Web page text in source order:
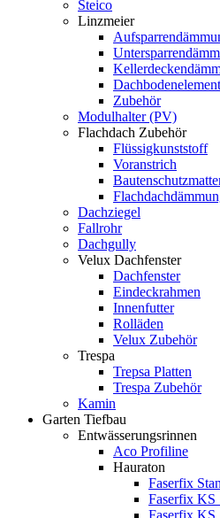
Steico
Linzmeier
Dachbodenelement
Zubehör
Modulhalter (PV)
Flachdach Zubehör
Flüssigkunststoff
Voranstrich
Dachziegel
Fallrohr
Dachgully
Velux Dachfenster
Dachfenster
Eindeckrahmen
Innenfutter
Rolläden
Velux Zubehör
Trespa
Trepsa Platten
Trespa Zubehör
Kamin
Garten Tiefbau
Entwässerungsrinnen
Aco Profiline
Hauraton
Faserfix
Faserfix KS
Faserfix KS